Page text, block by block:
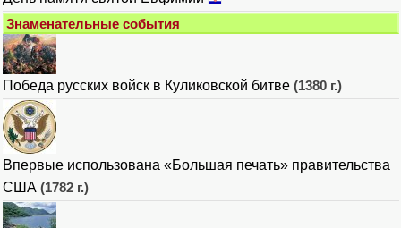
Знаменательные события
Победа русских войск в Куликовской битве (1380 г.)
Впервые использована «Большая печать» правительства
США (1782 г.)